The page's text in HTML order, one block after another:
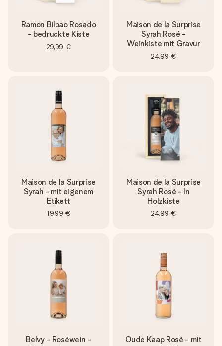
Ramon Bilbao Rosado
- bedruckte Kiste
29,99 €
Maison de la Surprise
Syrah Rosé -
Weinkiste mit Gravur
24,99 €
Maison de la Surprise
Syrah - mit eigenem
Etikett
19,99 €
Maison de la Surprise
Syrah Rosé - In
Holzkiste
24,99 €
Belvy - Roséwein -
Oude Kaap Rosé - mit